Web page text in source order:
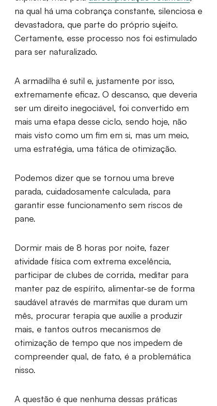
na qual há uma cobrança constante, silenciosa e
devastadora, que parte do próprio sujeito.
Certamente, esse processo nos foi estimulado
para ser naturalizado.
A armadilha é sutil e, justamente por isso,
extremamente eficaz. O descanso, que deveria
ser um direito inegociável, foi convertido em
mais uma etapa desse ciclo, sendo hoje, não
mais visto como um fim em si, mas um meio,
uma estratégia, uma tática de otimização.
Podemos dizer que se tornou uma breve
parada, cuidadosamente calculada, para
garantir esse funcionamento sem riscos de
pane.
Dormir mais de 8 horas por noite, fazer
atividade física com extrema excelência,
participar de clubes de corrida, meditar para
manter paz de espírito, alimentar-se de forma
saudável através de marmitas que duram um
mês, procurar terapia que auxilie a produzir
mais, e tantos outros mecanismos de
otimização de tempo que nos impedem de
compreender qual, de fato, é a problemática
nisso.
A questão é que nenhuma dessas práticas